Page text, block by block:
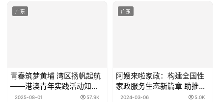
广东
青春筑梦黄埔 湾区扬帆起航
——港澳青年实践活动知识
城专场举行
2025-08-01 57.9K
广东
阿嫂来啦家政：构建全国性
家政服务生态新篇章 助推行
业发展
2024-03-06 5.0K